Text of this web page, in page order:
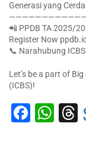
Generasi yang
📲 PPDB TA 2025/
Register Now
📞 Narahubung
Let’s be a part of
(ICBS)!